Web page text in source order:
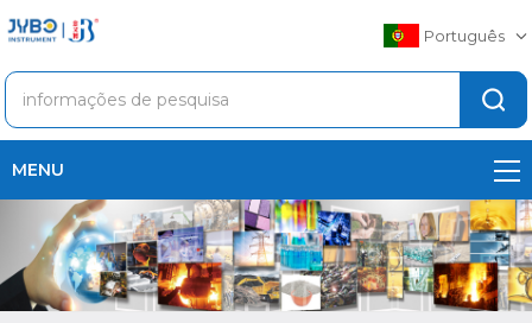
Português
MENU